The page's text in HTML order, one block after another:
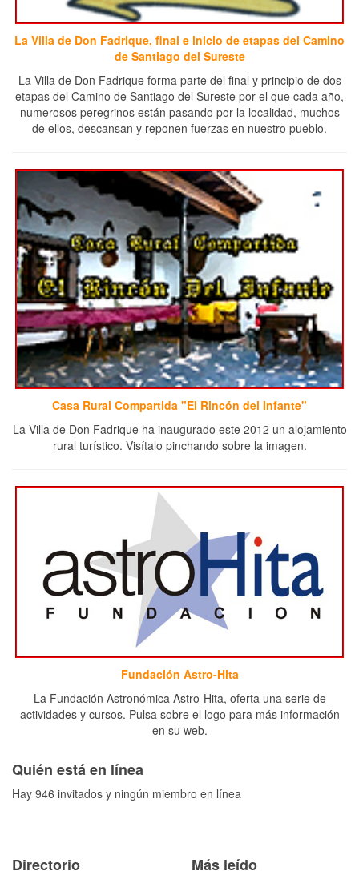
La Villa de Don Fadrique, final e inicio de etapas del Camino
de Santiago del Sureste
La Villa de Don Fadrique forma parte del final y principio de dos
etapas del Camino de Santiago del Sureste por el que cada año,
numerosos peregrinos están pasando por la localidad, muchos
de ellos, descansan y reponen fuerzas en nuestro pueblo.
Casa Rural Compartida "El Rincón del Infante"
La Villa de Don Fadrique ha inaugurado este 2012 un alojamiento
rural turístico. Visítalo pinchando sobre la imagen.
Fundación Astro-Hita
La Fundación Astronómica Astro-Hita, oferta una serie de
actividades y cursos. Pulsa sobre el logo para más información
en su web.
Quién está en línea
Hay 946 invitados y ningún miembro en línea
Directorio Más leído